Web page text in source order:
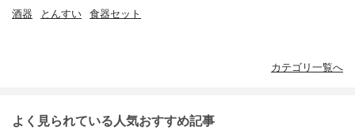
酒器 とんすい 食器セット
カテゴリ一覧へ
よく見られている人気おすすめ記事